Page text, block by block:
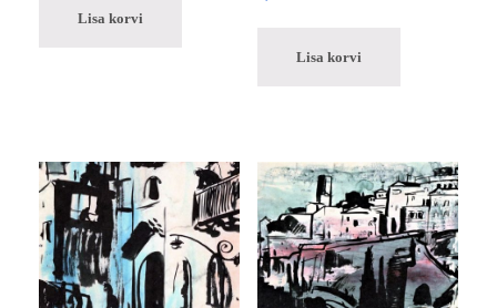
Lisa korvi
Lisa korvi